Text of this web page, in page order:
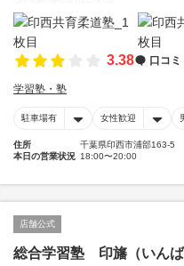
3.38 口コミ
学習塾・塾
駐車場有 女性歓迎
住所
千葉県印西市浦部163-5
本日の営業状況 18:00〜20:00
店舗公式
総合学習塾 印旛（いん